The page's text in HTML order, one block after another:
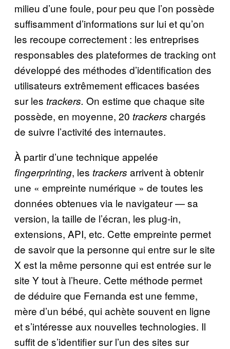
milieu d’une foule, pour peu que l’on possède
suffisamment d’informations sur lui et qu’on
les recoupe correctement : les entreprises
responsables des plateformes de tracking ont
développé des méthodes d’identification des
utilisateurs extrêmement efficaces basées
sur les trackers. On estime que chaque site
possède, en moyenne, 20 trackers chargés
de suivre l’activité des internautes.
À partir d’une technique appelée
fingerprinting, les trackers arrivent à obtenir
une « empreinte numérique » de toutes les
données obtenues via le navigateur — sa
version, la taille de l’écran, les plug-in,
extensions, API, etc. Cette empreinte permet
de savoir que la personne qui entre sur le site
X est la même personne qui est entrée sur le
site Y tout à l’heure. Cette méthode permet
de déduire que Fernanda est une femme,
mère d’un bébé, qui achète souvent en ligne
et s’intéresse aux nouvelles technologies. Il
suffit de s’identifier sur l’un des sites sur